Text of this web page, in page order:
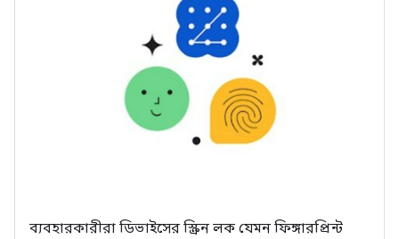
ব্যবহারকারীরা ডিভাইসের স্ক্রিন লক যেমন ফিঙ্গারপ্রিন্ট